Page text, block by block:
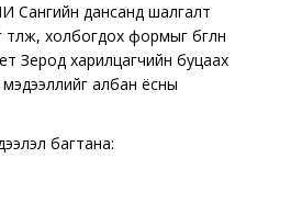
Сангийн дансанд шалгалт
холбогдох формыг бөглөнө
Зерод харилцагчийн буцаах
албан ёсны
багтана: